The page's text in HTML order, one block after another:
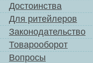
Достоинства
Для ритейлеров
Законодательство
Товарооборот
Вопросы